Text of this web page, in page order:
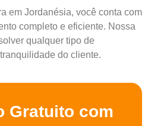
em Jordanésia, você conta com
completo e eficiente. Nossa
qualquer tipo de
do cliente.
Gratuito com